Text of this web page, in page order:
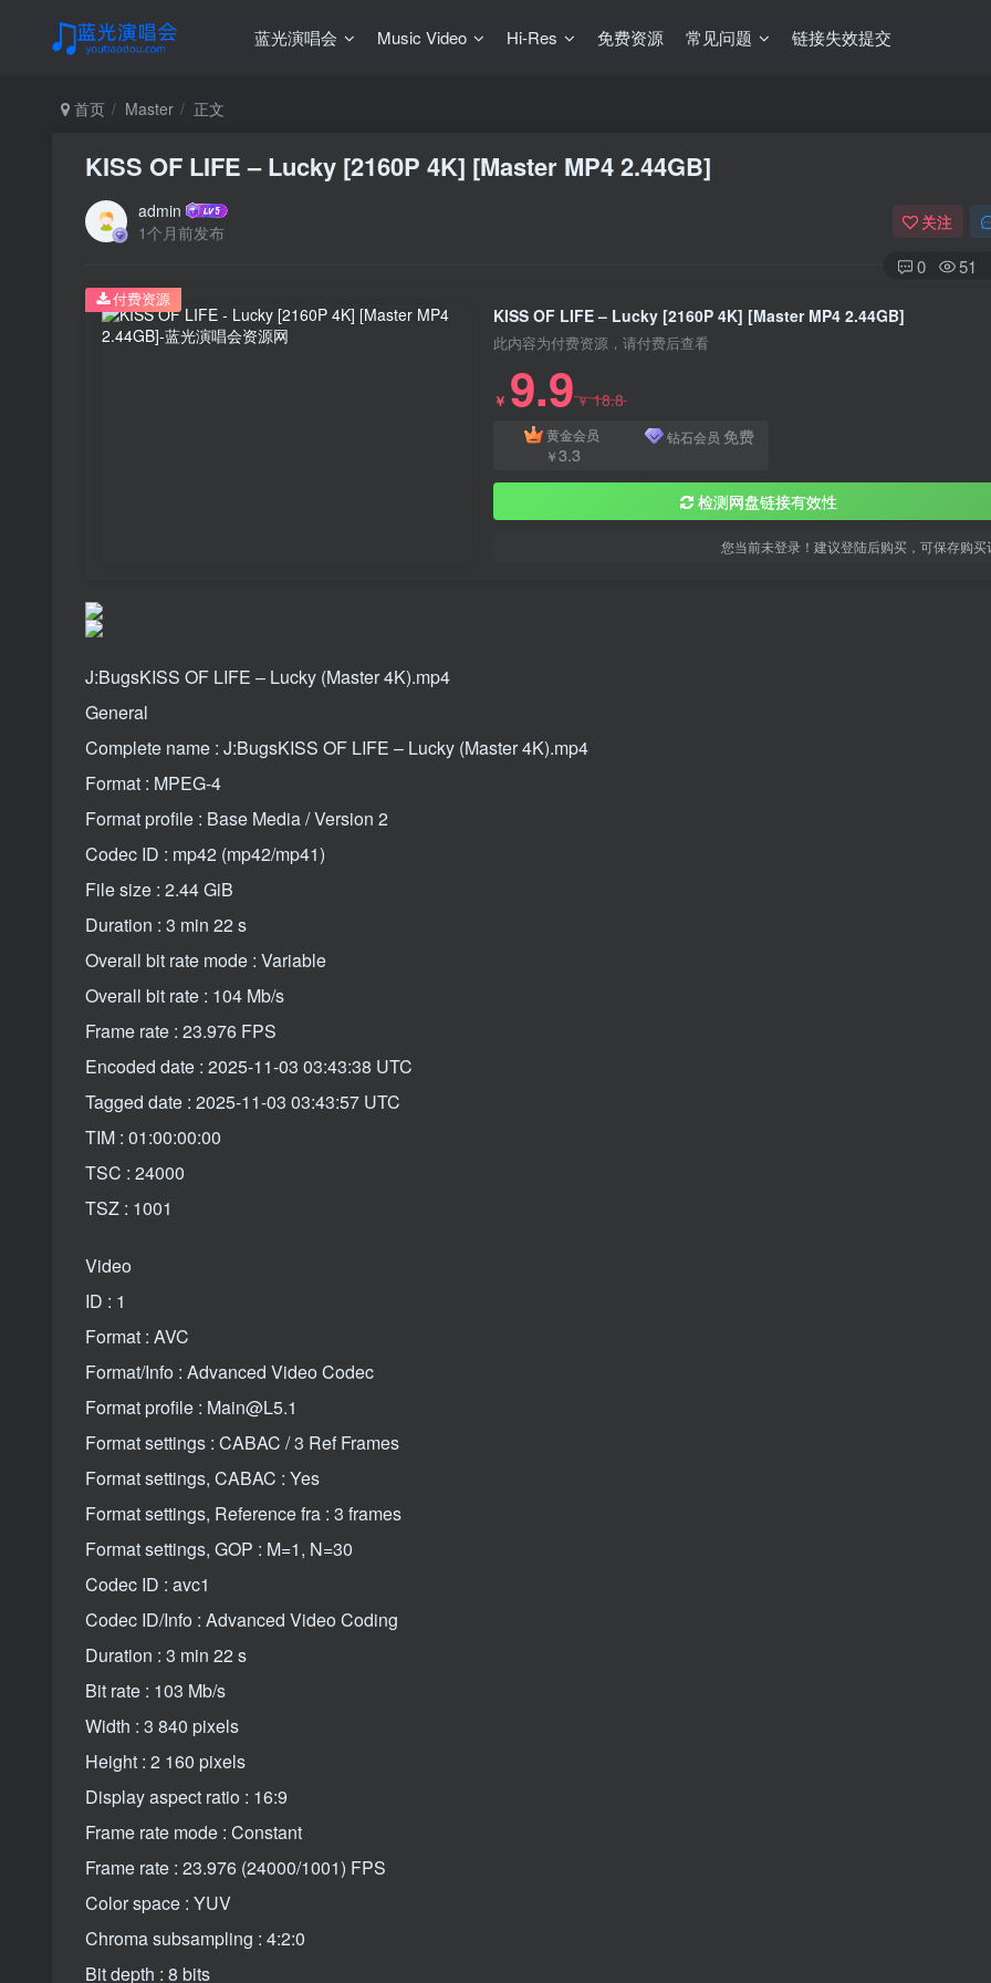
蓝光演唱会 Music Video Hi-Res 免费资源 常见问题 链接失效提交
首页 Master 正文
KISS OF LIFE – Lucky [2160P 4K] [Master MP4 2.44GB]
admin
1个月前发布
关注
0 51
KISS OF LIFE – Lucky [2160P 4K] [Master MP4 2.44GB]
此内容为付费资源，请付费后查看
￥ 9.9￥18.8
黄金会员
￥3.3
钻石会员 免费
检测网盘链接有效性
您当前未登录！建议登陆后购买，可保存购买
付费资源
J:BugsKISS OF LIFE – Lucky (Master 4K).mp4
General
Complete name : J:BugsKISS OF LIFE – Lucky (Master 4K).mp4
Format : MPEG-4
Format profile : Base Media / Version 2
Codec ID : mp42 (mp42/mp41)
File size : 2.44 GiB
Duration : 3 min 22 s
Overall bit rate mode : Variable
Overall bit rate : 104 Mb/s
Frame rate : 23.976 FPS
Encoded date : 2025-11-03 03:43:38 UTC
Tagged date : 2025-11-03 03:43:57 UTC
TIM : 01:00:00:00
TSC : 24000
TSZ : 1001
Video
ID : 1
Format : AVC
Format/Info : Advanced Video Codec
Format profile : Main@L5.1
Format settings : CABAC / 3 Ref Frames
Format settings, CABAC : Yes
Format settings, Reference fra : 3 frames
Format settings, GOP : M=1, N=30
Codec ID : avc1
Codec ID/Info : Advanced Video Coding
Duration : 3 min 22 s
Bit rate : 103 Mb/s
Width : 3 840 pixels
Height : 2 160 pixels
Display aspect ratio : 16:9
Frame rate mode : Constant
Frame rate : 23.976 (24000/1001) FPS
Color space : YUV
Chroma subsampling : 4:2:0
Bit depth : 8 bits